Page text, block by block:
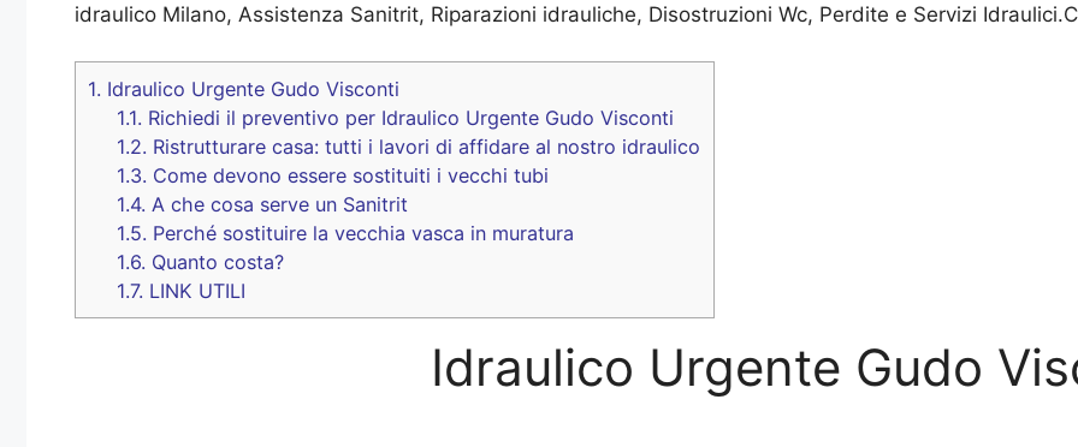
idraulico Milano, Assistenza Sanitrit, Riparazioni idrauliche, Disostruzioni Wc, Perdite e Servizi
1. Idraulico Urgente Gudo Visconti
1.1. Richiedi il preventivo per Idraulico Urgente Gudo Visconti
1.2. Ristrutturare casa: tutti i lavori di affidare al nostro idraulico
1.3. Come devono essere sostituiti i vecchi tubi
1.4. A che cosa serve un Sanitrit
1.5. Perché sostituire la vecchia vasca in muratura
1.6. Quanto costa?
1.7. LINK UTILI
Idraulico Urgente Gudo